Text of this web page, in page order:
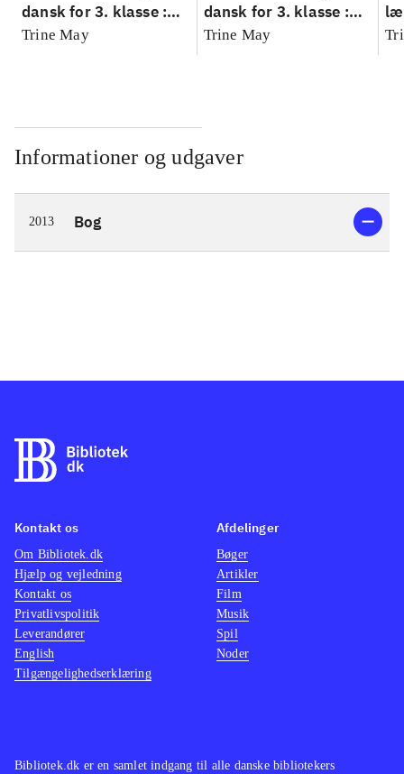
dansk for 3. klasse :
grundbog --
Trine May
dansk for 3. klasse :
grundbog --
Trine May
Informationer og udgaver
2013 Bog
Bibliotek.dk er en samlet indgang til alle danske bibliotekers
Kontakt os
Om Bibliotek.dk
Hjælp og vejledning
Kontakt os
Privatlivspolitik
Leverandører
English
Tilgængelighedserklæring
Afdelinger
Bøger
Artikler
Film
Musik
Spil
Noder